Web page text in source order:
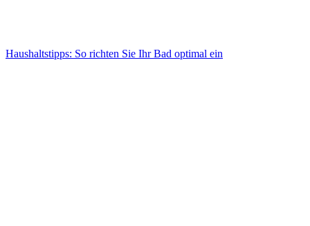
Haushaltstipps: So richten Sie Ihr Bad optimal ein